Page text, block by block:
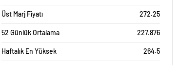
Üst Marj Fiyatı 272.25
52 Günlük Ortalama 227.876
Haftalık En Yüksek 264.5